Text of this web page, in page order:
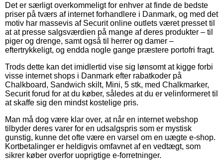
Det er særligt overkommeligt for enhver at finde de bedste
priser på tværs af internet forhandlere i Danmark, og med det
motiv har massevis af Securit online outlets været presset til
at at presse salgsværdien på mange af deres produkter – til
piger og drenge, samt også til herrer og damer –
eftertrykkeligt, og endda nogle gange præstere portofri fragt.
Trods dette kan det imidlertid vise sig lønsomt at kigge forbi
visse internet shops i Danmark efter rabatkoder på
Chalkboard, Sandwich skilt, Mini, 5 stk, med Chalkmarker,
Securit forud for at du køber, således at du er velinformeret til
at skaffe sig den mindst kostelige pris.
Man må dog være klar over, at når en internet webshop
tilbyder deres varer for en udsalgspris som er mystisk
gunstig, kunne det ofte være en varsel om en uægte e-shop.
Kortbetalinger er heldigvis omfavnet af en vedtægt, som
sikrer køber overfor uoprigtige e-forretninger.